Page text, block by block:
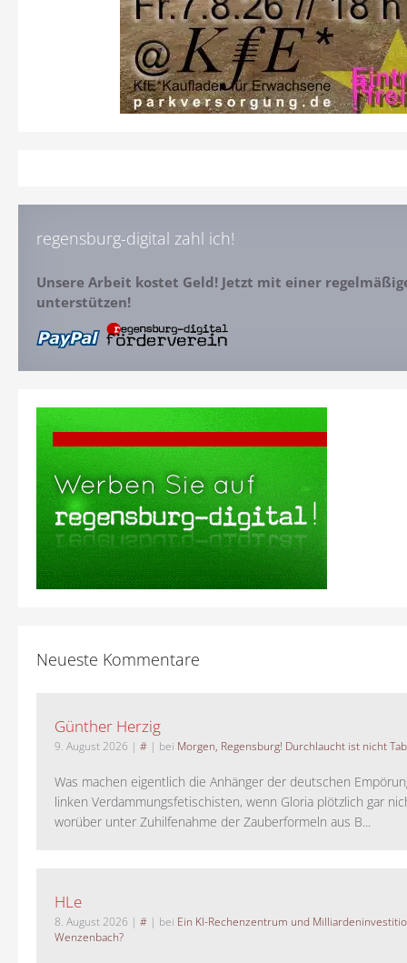
regensburg-digital zahl ich!
Unsere Arbeit kostet Geld! Jetzt mit einer
unterstützen!
Neueste Kommentare
Günther Herzig
9. August 2026 | # | bei Morgen, Regensburg! Durchlaucht ist nicht
Was machen eigentlich die Anhänger der deutschen
linken Verdammungsfetischisten, wenn Gloria plötzlich gar
worüber unter Zuhilfenahme der Zauberformeln aus B...
HLe
8. August 2026 | # | bei Ein KI-Rechenzentrum und
Wenzenbach?